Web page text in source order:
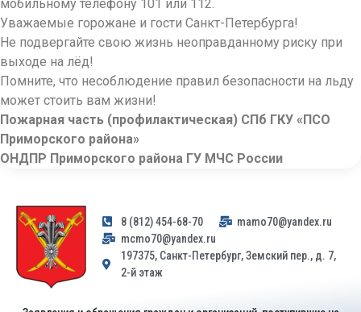
мобильному телефону 101 или 112.
Уважаемые горожане и гости Санкт-Петербурга!
Не подвергайте свою жизнь неоправданному риску при
выходе на лёд!
Помните, что несоблюдение правил безопасности на льду
может стоить вам жизни!
Пожарная часть (профилактическая) СПб ГКУ «ПСО
Приморского района»
ОНДПР Приморского района ГУ МЧС России
8 (812) 454-68-70
mamo70@yandex.ru
mcmo70@yandex.ru
197375, Санкт-Петербург, Земский пер., д. 7,
2-й этаж